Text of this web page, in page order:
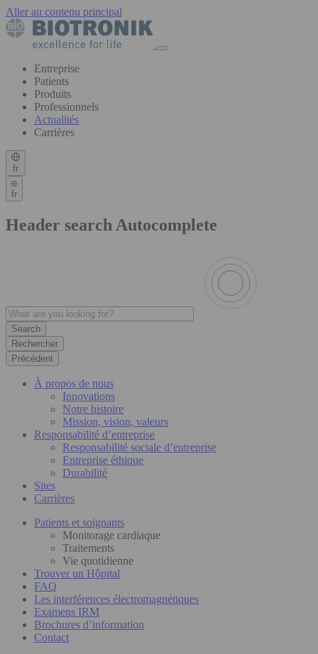
Aller au contenu principal
Entreprise
Patients
Produits
Professionnels
Actualités
Carrières
fr
fr
Header search Autocomplete
Rechercher
Précédent
À propos de nous
Innovations
Notre histoire
Mission, vision, valeurs
Responsabilité d’entreprise
Responsabilité sociale d’entreprise
Entreprise éthique
Durabilité
Sites
Carrières
Patients et soignants
Monitorage cardiaque
Traitements
Vie quotidienne
Trouver un Hôpital
FAQ
Les interférences électromagnétiques
Examens IRM
Brochures d’information
Contact